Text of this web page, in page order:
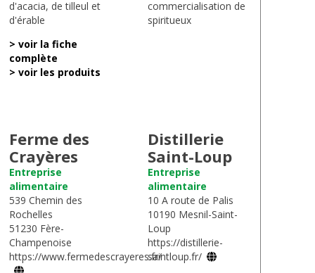
d'acacia, de tilleul et
d'érable
> voir la fiche
complète
> voir les produits
commercialisation de
spiritueux
Ferme des
Crayères
Entreprise
alimentaire
539 Chemin des
Rochelles
51230 Fère-
Champenoise
https://www.fermedescrayeres.fr/
Distillerie
Saint-Loup
Entreprise
alimentaire
10 A route de Palis
10190 Mesnil-Saint-
Loup
https://distillerie-
saintloup.fr/